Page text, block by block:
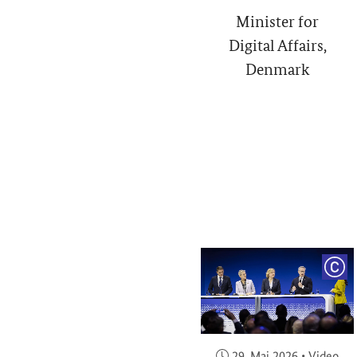
Minister for
Digital Affairs,
Denmark